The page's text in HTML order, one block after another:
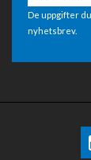
De uppgifter
nyhetsbrev.